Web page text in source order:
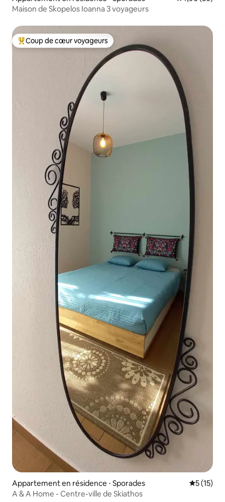
Maison de Skopelos Ioanna 3 voyageurs
Coups de cœur voyageurs les plus appréciés
Coup de cœur voyageurs
Appartement en résidence ⋅ Sporades
5 (15)
A & A Home - Centre-ville de Skiathos